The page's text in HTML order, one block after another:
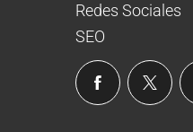
Redes Sociales
SEO